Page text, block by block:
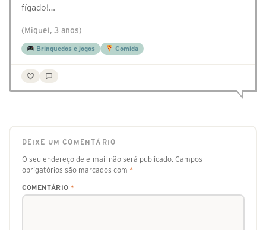
fígado!…
(Miguel, 3 anos)
Brinquedos e jogos Comida
DEIXE UM COMENTÁRIO
O seu endereço de e-mail não será publicado. Campos
obrigatórios são marcados com *
COMENTÁRIO *